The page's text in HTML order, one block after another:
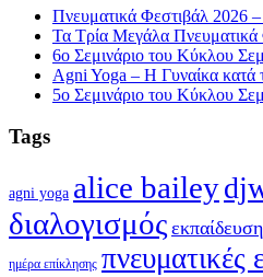
Πνευματικά Φεστιβάλ 2026
Τα Τρία Μεγάλα Πνευματικά
6ο Σεμινάριο του Κύκλου
Agni Yoga – Η Γυναίκα κατά
5ο Σεμινάριο του Κύκλου
Tags
agni yoga alice bailey
διαλογισμός εκπαίδευση
ημέρα επίκλησης πνευματικές